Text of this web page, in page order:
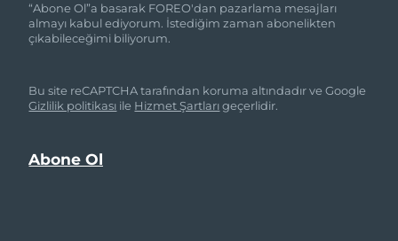
“Abone Ol”a basarak FOREO'dan pazarlama mesajları
almayı kabul ediyorum. İstediğim zaman abonelikten
çıkabileceğimi biliyorum.
Bu site reCAPTCHA tarafından koruma altındadır ve Google
Gizlilik politikası ile Hizmet Şartlarıgeçerlidir.